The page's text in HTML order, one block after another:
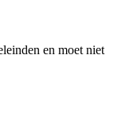
en moet niet